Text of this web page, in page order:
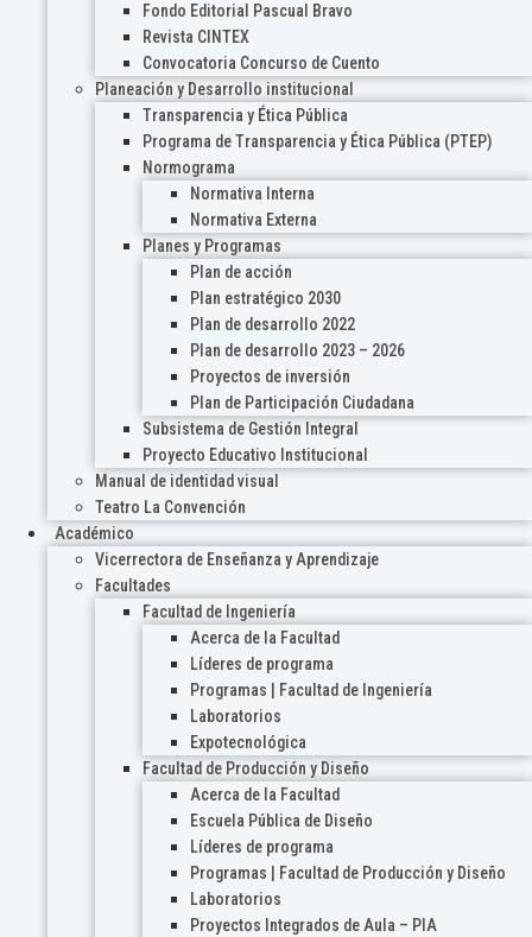
Fondo Editorial Pascual Bravo
Revista CINTEX
Convocatoria Concurso de Cuento
Planeación y Desarrollo institucional
Transparencia y Ética Pública
Programa de Transparencia y Ética Pública (PTEP)
Normograma
Normativa Interna
Normativa Externa
Planes y Programas
Plan de acción
Plan estratégico 2030
Plan de desarrollo 2022
Plan de desarrollo 2023 – 2026
Proyectos de inversión
Plan de Participación Ciudadana
Subsistema de Gestión Integral
Proyecto Educativo Institucional
Manual de identidad visual
Teatro La Convención
Académico
Vicerrectora de Enseñanza y Aprendizaje
Facultades
Facultad de Ingeniería
Acerca de la Facultad
Líderes de programa
Programas | Facultad de Ingeniería
Laboratorios
Expotecnológica
Facultad de Producción y Diseño
Acerca de la Facultad
Escuela Pública de Diseño
Líderes de programa
Programas | Facultad de Producción y Diseño
Laboratorios
Proyectos Integrados de Aula – PIA